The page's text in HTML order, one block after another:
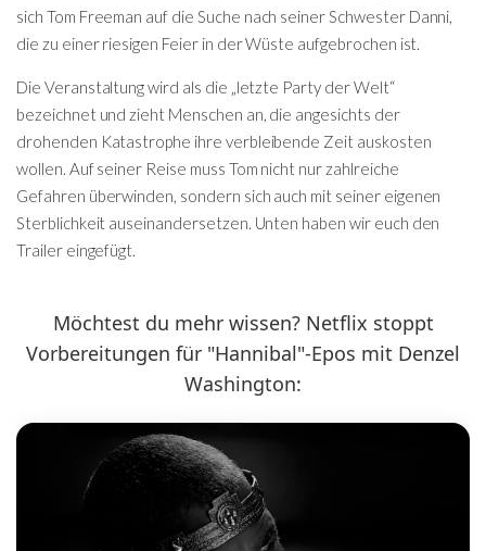
sich Tom Freeman auf die Suche nach seiner Schwester Danni,
die zu einer riesigen Feier in der Wüste aufgebrochen ist.
Die Veranstaltung wird als die „letzte Party der Welt“
bezeichnet und zieht Menschen an, die angesichts der
drohenden Katastrophe ihre verbleibende Zeit auskosten
wollen. Auf seiner Reise muss Tom nicht nur zahlreiche
Gefahren überwinden, sondern sich auch mit seiner eigenen
Sterblichkeit auseinandersetzen. Unten haben wir euch den
Trailer eingefügt.
Möchtest du mehr wissen? Netflix stoppt
Vorbereitungen für "Hannibal"-Epos mit Denzel
Washington: